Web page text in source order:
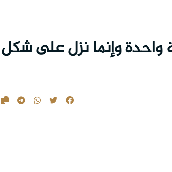
واحدة وإنما نزل على شكل